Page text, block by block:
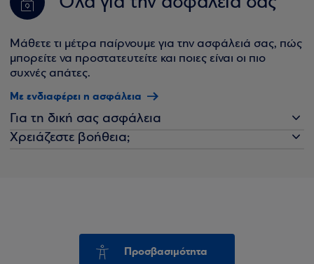
Μάθετε τι μέτρα παίρνουμε για την ασφάλειά σας, πώς
μπορείτε να προστατευτείτε και ποιες είναι οι πιο
συχνές απάτες.
Με ενδιαφέρει η ασφάλεια
Για τη δική σας ασφάλεια
Χρειάζεστε βοήθεια;
Προσβασιμότητα